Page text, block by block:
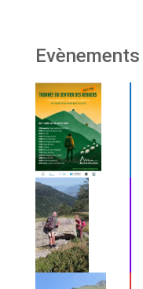
Evènements